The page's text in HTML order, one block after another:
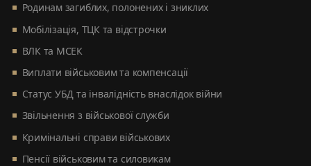
Родинам загиблих, полонених і зниклих
Мобілізація, ТЦК та відстрочки
ВЛК та МСЕК
Виплати військовим та компенсації
Статус УБД та інвалідність внаслідок війни
Звільнення з військової служби
Кримінальні справи військових
Пенсії військовим та силовикам